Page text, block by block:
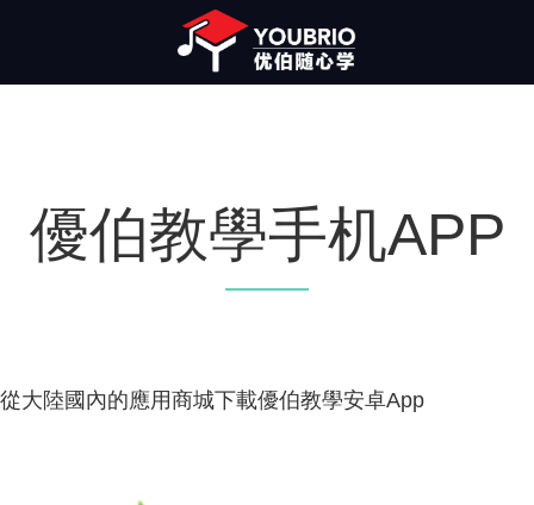
優伯教學手机APP
從大陸國內的應用商城下載優伯教學安卓App